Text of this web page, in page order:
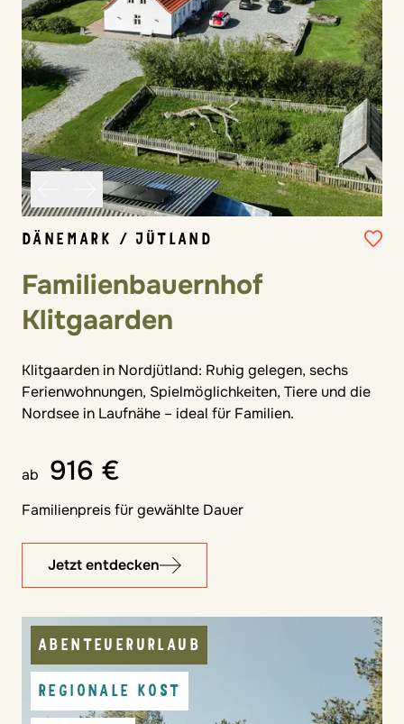
DÄNEMARK / JÜTLAND
Familienbauernhof
Klitgaarden
Klitgaarden in Nordjütland: Ruhig gelegen, sechs
Ferienwohnungen, Spielmöglichkeiten, Tiere und die
Nordsee in Laufnähe – ideal für Familien.
ab 916 €
Familienpreis für gewählte Dauer
Jetzt entdecken
ABENTEUERURLAUB
REGIONALE KOST